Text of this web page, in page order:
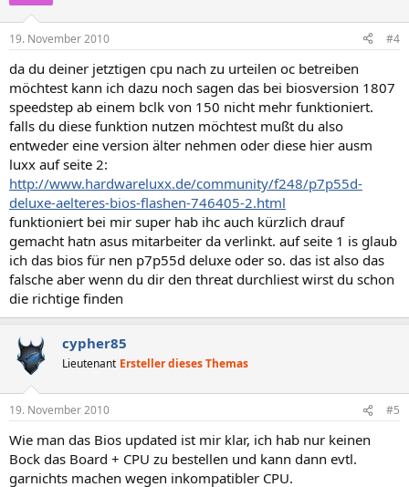
19. November 2010 #4
da du deiner jetztigen cpu nach zu urteilen oc betreiben
möchtest kann ich dazu noch sagen das bei biosversion 1807
speedstep ab einem bclk von 150 nicht mehr funktioniert.
falls du diese funktion nutzen möchtest mußt du also
entweder eine version älter nehmen oder diese hier ausm
luxx auf seite 2:
http://www.hardwareluxx.de/community/f248/p7p55d-
deluxe-aelteres-bios-flashen-746405-2.html
funktioniert bei mir super hab ihc auch kürzlich drauf
gemacht hatn asus mitarbeiter da verlinkt. auf seite 1 is glaub
ich das bios für nen p7p55d deluxe oder so. das ist also das
falsche aber wenn du dir den threat durchliest wirst du schon
die richtige finden
cypher85
Lieutenant Ersteller dieses Themas
19. November 2010 #5
Wie man das Bios updated ist mir klar, ich hab nur keinen
Bock das Board + CPU zu bestellen und kann dann evtl.
garnichts machen wegen inkompatibler CPU.